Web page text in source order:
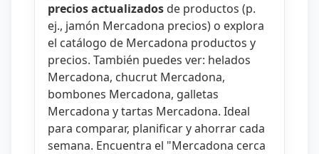
precios actualizados de productos (p.
ej., jamón Mercadona precios) o explora
el catálogo de Mercadona productos y
precios. También puedes ver: helados
Mercadona, chucrut Mercadona,
bombones Mercadona, galletas
Mercadona ytartas Mercadona. Ideal
para comparar, planificar y ahorrar cada
semana. Encuentra el "Mercadona cerca